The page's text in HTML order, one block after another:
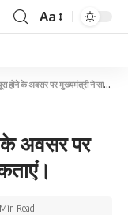
Aa
के अवसर पर मुख्यमंत्री ने साझा कीं प्राथमिकताएं।
के अवसर पर
Read